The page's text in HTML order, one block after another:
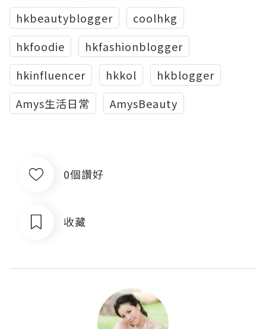
hkbeautyblogger
coolhkg
hkfoodie
hkfashionblogger
hkinfluencer
hkkol
hkblogger
Amys生活日常
AmysBeauty
0個讚好
收藏